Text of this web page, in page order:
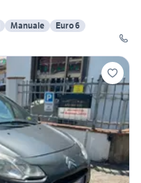
Manuale
Euro 6